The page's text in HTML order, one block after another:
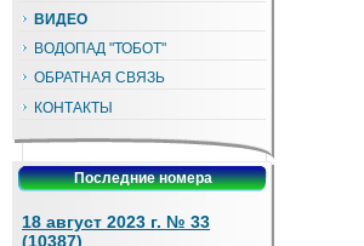
ВИДЕО
ВОДОПАД "ТОБОТ"
ОБРАТНАЯ СВЯЗЬ
КОНТАКТЫ
Последние номера
18 август 2023 г. № 33
(10387)